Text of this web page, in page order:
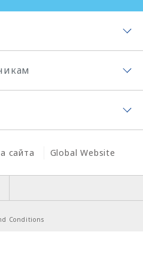
сайта Global Website
Conditions